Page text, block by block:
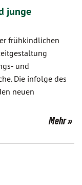
junge
frühkindlichen
und
Die infolge des
neuen
Mehr